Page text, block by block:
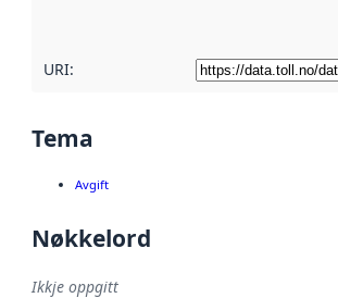
URI:
Tema
Avgift
Nøkkelord
Ikkje oppgitt